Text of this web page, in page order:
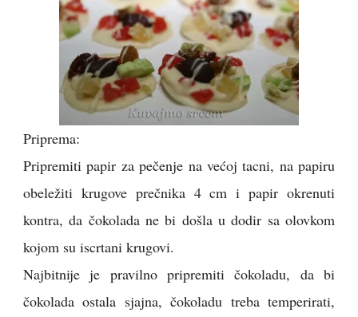
Priprema:
Pripremiti papir za pečenje na većoj tacni, na papiru
obeležiti krugove prečnika 4 cm i papir okrenuti
kontra, da čokolada ne bi došla u dodir sa olovkom
kojom su iscrtani krugovi.
Najbitnije je pravilno pripremiti čokoladu, da bi
čokolada ostala sjajna, čokoladu treba temperirati,